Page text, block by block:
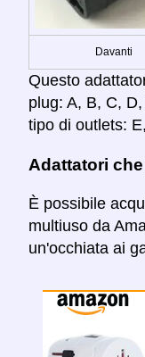
Davanti
Questo
plug: A, B, C,
tipo di outlets:
Adattatori
È possibile
multiuso da
un'occhiata ai